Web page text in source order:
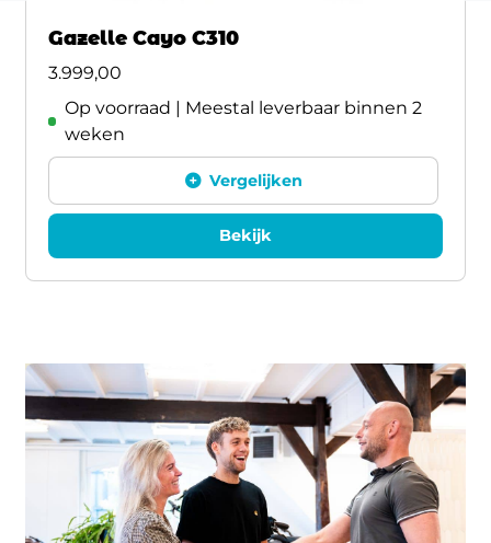
Gazelle Cayo C310
3.999,00
Op voorraad | Meestal leverbaar binnen 2
weken
Vergelijken
Bekijk